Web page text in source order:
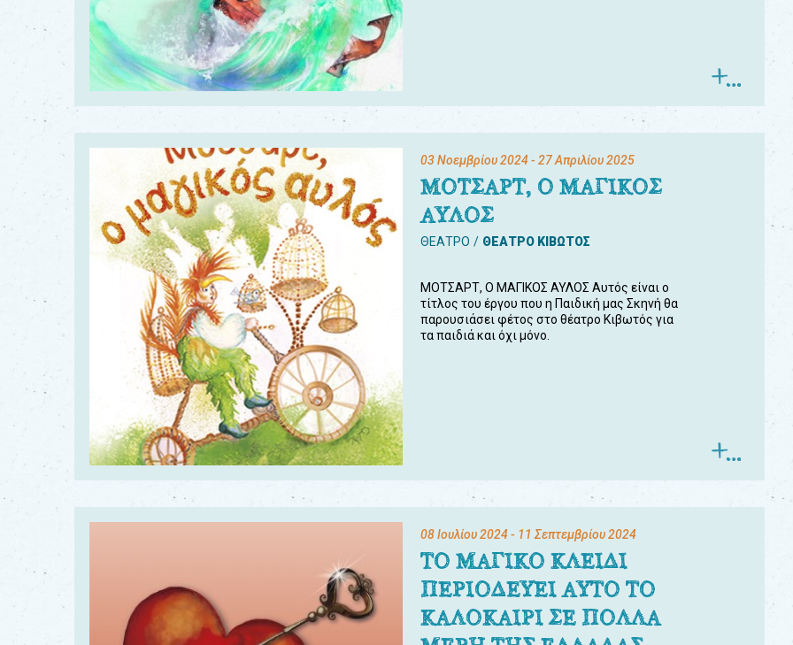
03 Νοεμβρίου 2024- 27 Απριλίου 2025
ΜΟΤΣΑΡΤ, Ο ΜΑΓΙΚΟΣ
ΑΥΛΟΣ
ΘΕΑΤΡΟ ΘΕΑΤΡΟ ΚΙΒΩΤΟΣ
ΜΟΤΣΑΡΤ, Ο ΜΑΓΙΚΟΣ ΑΥΛΟΣ Αυτός είναι ο
τίτλος του έργου που η Παιδική μας Σκηνή θα
παρουσιάσει φέτος στο θέατρο Κιβωτός για
τα παιδιά και όχι μόνο.
08 Ιουλίου 2024- 11 Σεπτεμβρίου 2024
ΤΟ ΜΑΓΙΚΟ ΚΛΕΙΔΙ
ΠΕΡΙΟΔΕΥΕΙ ΑΥΤΟ ΤΟ
ΚΑΛΟΚΑΙΡΙ ΣΕ ΠΟΛΛΑ